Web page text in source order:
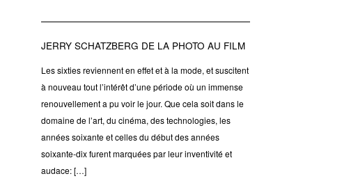
JERRY SCHATZBERG DE LA PHOTO AU FILM
Les sixties reviennent en effet et à la mode, et suscitent
à nouveau tout l’intérêt d’une période où un immense
renouvellement a pu voir le jour. Que cela soit dans le
domaine de l’art, du cinéma, des technologies, les
années soixante et celles du début des années
soixante-dix furent marquées par leur inventivité et
audace: […]